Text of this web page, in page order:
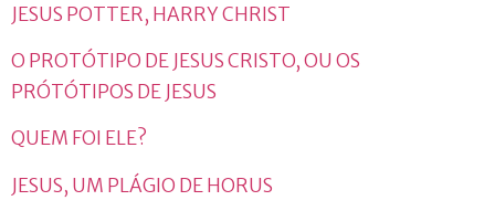
JESUS POTTER, HARRY CHRIST
O PROTÓTIPO DE JESUS CRISTO, OU OS
PRÓTÓTIPOS DE JESUS
QUEM FOI ELE?
JESUS, UM PLÁGIO DE HORUS